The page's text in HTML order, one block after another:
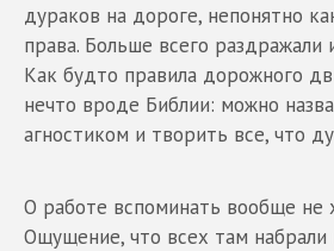
дураков на дороге, непонятно
права. Больше всего раздражали
Как будто правила дорожного
нечто вроде Библии: можно
агностиком и творить все, что
О работе вспоминать вообще не
Ощущение, что всех там набрали